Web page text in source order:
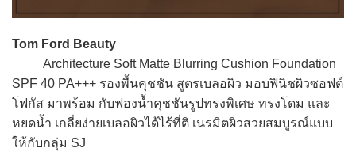
Tom Ford Beauty
Architecture Soft Matte Blurring Cushion Foundation
SPF 40 PA+++ รองพื้นคุชชัน สูตรเบลอผิว มอบฟินิชผิวซอฟต์
โฟกัส มาพร้อม กับฟองน้ำคุชชันรูปทรงพิเศษ ทรงโดม และ
หยดน้ำ เกลี่ยง่ายเบลอผิวได้ไร้ที่ติ เนรมิตผิวสวยสมบูรณ์แบบ
ให้กับกลุ่ม SJ